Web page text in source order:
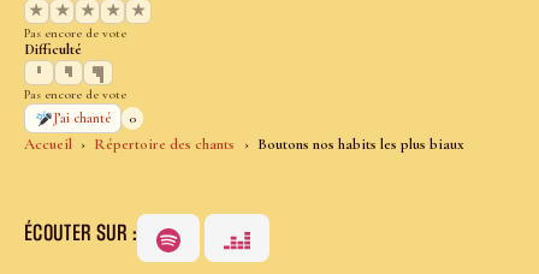
Accueil Répertoire des chants Boutons nos habits les plus biaux
★
★ ★ ★ ★
Pas encore de vote
Difficulté
Pas encore de vote
J’ai chanté
0
ÉCOUTER SUR :